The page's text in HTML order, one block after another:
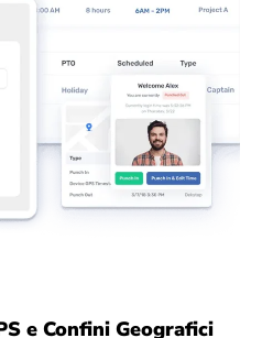
e Confini Geografici